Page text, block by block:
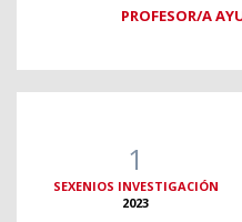
PROFESOR/A
1
SEXENIOS INVESTIGACIÓN
2023